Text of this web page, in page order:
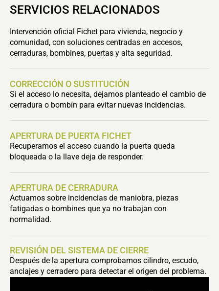
SERVICIOS RELACIONADOS
Intervención oficial Fichet para vivienda, negocio y
comunidad, con soluciones centradas en accesos,
cerraduras, bombines, puertas y alta seguridad.
CORRECCIÓN O SUSTITUCIÓN
Si el acceso lo necesita, dejamos planteado el cambio de
cerradura o bombín para evitar nuevas incidencias.
APERTURA DE PUERTA FICHET
Recuperamos el acceso cuando la puerta queda
bloqueada o la llave deja de responder.
APERTURA DE CERRADURA
Actuamos sobre incidencias de maniobra, piezas
fatigadas o bombines que ya no trabajan con
normalidad.
REVISIÓN DEL SISTEMA DE CIERRE
Después de la apertura comprobamos cilindro, escudo,
anclajes y cerradero para detectar el origen del problema.